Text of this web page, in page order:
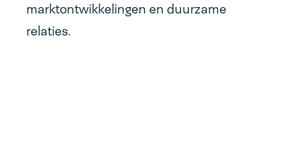
marktontwikkelingen en duurzame
relaties.